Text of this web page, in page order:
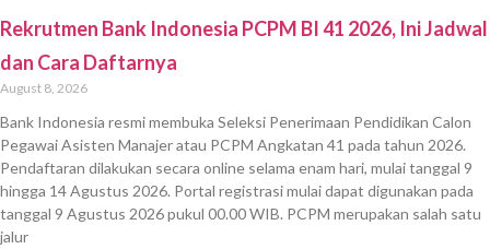
Rekrutmen Bank Indonesia PCPM BI 41 2026, Ini Jadwal
dan Cara Daftarnya
August 8, 2026
Bank Indonesia resmi membuka Seleksi Penerimaan Pendidikan Calon
Pegawai Asisten Manajer atau PCPM Angkatan 41 pada tahun 2026.
Pendaftaran dilakukan secara online selama enam hari, mulai tanggal 9
hingga 14 Agustus 2026. Portal registrasi mulai dapat digunakan pada
tanggal 9 Agustus 2026 pukul 00.00 WIB. PCPM merupakan salah satu
jalur